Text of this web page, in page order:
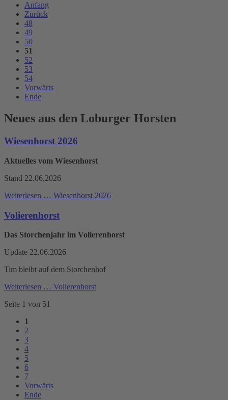
Anfang
Zurück
48
49
50
51
52
53
54
Vorwärts
Ende
Neues aus den Loburger Horsten
Wiesenhorst 2026
Aktuelles vom Wiesenhorst
Stand 22.06.2026
Weiterlesen … Wiesenhorst 2026
Volierenhorst
Das Storchenjahr im Volierenhorst
Update 22.06.2026
Tim bleibt auf dem Storchenhof
Weiterlesen … Volierenhorst
Seite 1 von 51
1
2
3
4
5
6
7
Vorwärts
Ende